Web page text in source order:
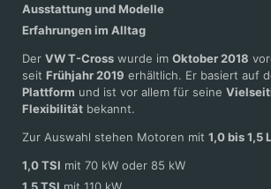
Ausstattung und Modelle
Erfahrungen im Alltag
Der VW T-Cross wurde im Oktober 2018
seit Frühjahr 2019 erhältlich. Er basiert auf
Plattform und ist vor allem für seine
Flexibilität bekannt.
Zur Auswahl stehen Motoren mit 1,0 bis 1,5
1,0 TSI mit 70 kW oder 85 kW